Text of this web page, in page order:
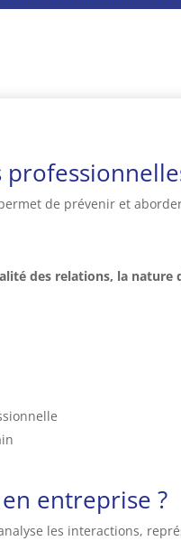
de prévenir et
des relations, la nature
entreprise ?
les interactions,